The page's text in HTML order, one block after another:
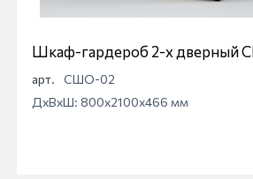
Шкаф-гардероб 2-х дверный
арт.
СШО-02
ДхВхШ: 800x2100x466 мм